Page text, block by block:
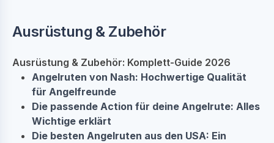
Ausrüstung & Zubehör
Ausrüstung & Zubehör: Komplett-Guide 2026
Angelruten von Nash: Hochwertige Qualität
für Angelfreunde
Die passende Action für deine Angelrute: Alles
Wichtige erklärt
Die besten Angelruten aus den USA: Ein